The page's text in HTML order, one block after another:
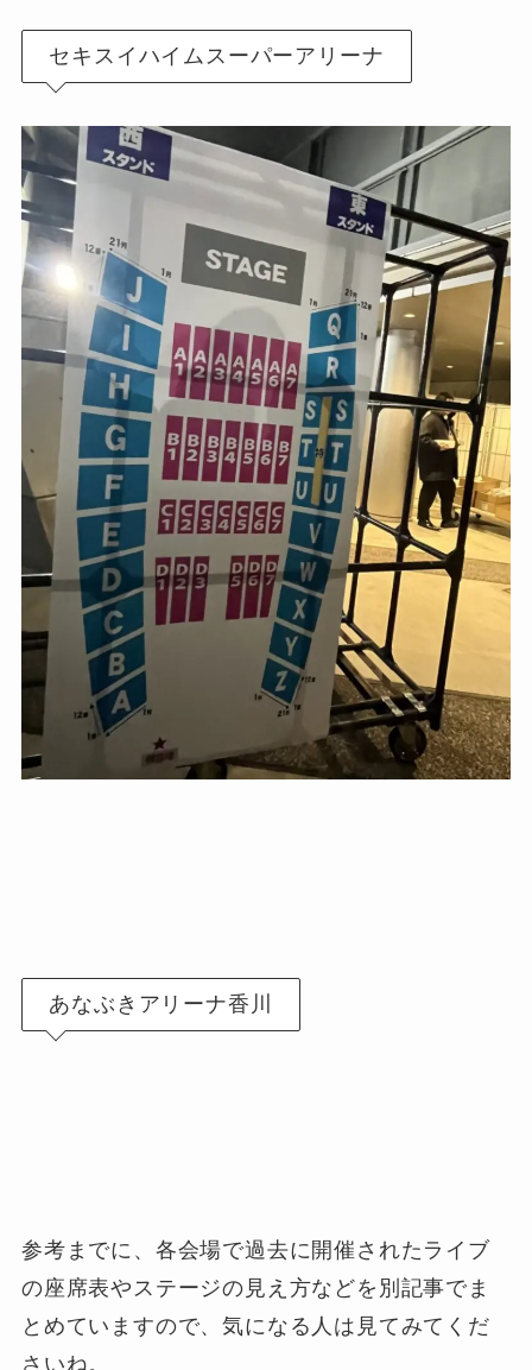
セキスイハイムスーパーアリーナ
あなぶきアリーナ香川
参考までに、各会場で過去に開催されたライブ
の座席表やステージの見え方などを別記事でま
とめていますので、気になる人は見てみてくだ
さいね。